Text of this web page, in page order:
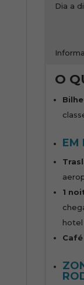
Dia a
O
EM
1
hotel